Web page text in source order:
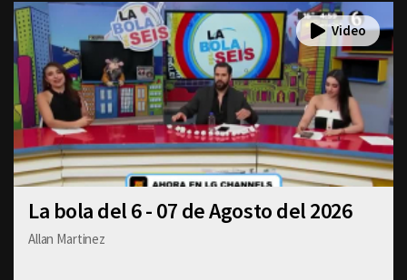
La bola del 6 - 07 de Agosto del 2026
Allan Martinez